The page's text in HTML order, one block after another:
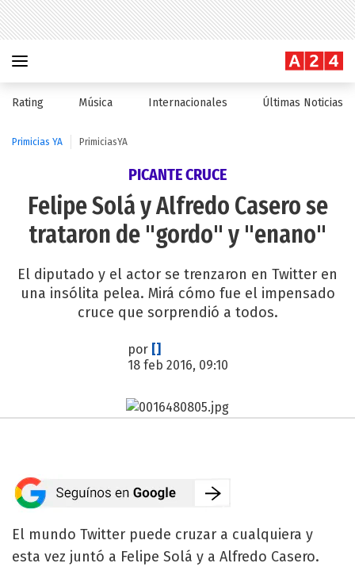
Rating Música Internacionales Últimas Noticias
Primicias YA PrimiciasYA
PICANTE CRUCE
Felipe Solá y Alfredo Casero se
trataron de "gordo" y "enano"
El diputado y el actor se trenzaron en Twitter en
una insólita pelea. Mirá cómo fue el impensado
cruce que sorprendió a todos.
por []
18 feb 2016, 09:10
El mundo Twitter puede cruzar a cualquiera y
esta vez juntó a Felipe Solá y a Alfredo Casero.